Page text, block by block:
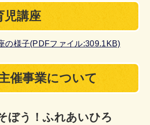
児講座
の様子(PDFファイル:309.1KB)
催事業について
ぼう！ふれあいひろ